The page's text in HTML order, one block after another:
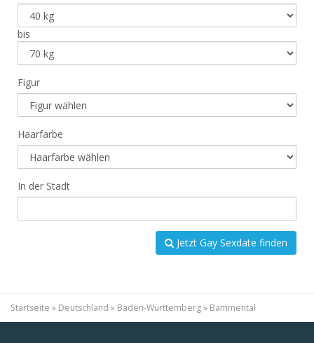
bis
Figur
Haarfarbe
In der Stadt
Jetzt Gay Sexdate finden
Startseite » Deutschland » Baden-Württemberg» Bammental